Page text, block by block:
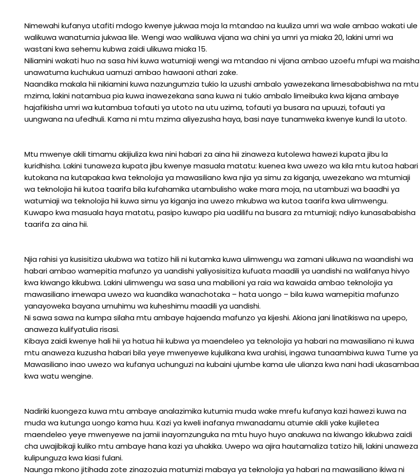
Nimewahi kufanya utafiti mdogo kwenye jukwaa moja la mtandao na kuuliza umri wa wale ambao wakati ule
walikuwa wanatumia jukwaa lile. Wengi wao walikuwa vijana wa chini ya umri ya miaka 20, lakini umri wa
wastani kwa sehemu kubwa zaidi ulikuwa miaka 15.
Niliamini wakati huo na sasa hivi kuwa watumiaji wengi wa mtandao ni vijana ambao uzoefu mfupi wa maisha
unawatuma kuchukua uamuzi ambao hawaoni athari zake.
Naandika makala hii nikiamini kuwa nazungumzia tukio la uzushi ambalo yawezekana limesababishwa na mtu
mzima, lakini natambua pia kuwa inawezekana sana kuwa ni tukio ambalo limeibuka kwa kijana ambaye
hajafikisha umri wa kutambua tofauti ya utoto na utu uzima, tofauti ya busara na upuuzi, tofauti ya
uungwana na ufedhuli. Kama ni mtu mzima aliyezusha haya, basi naye tunamweka kwenye kundi la utoto.
Mtu mwenye akili timamu akijiuliza kwa nini habari za aina hii zinaweza kutolewa hawezi kupata jibu la
kuridhisha. Lakini tunaweza kupata jibu kwenye masuala matatu: kuenea kwa uwezo wa kila mtu kutoa habari
kutokana na kutapakaa kwa teknolojia ya mawasiliano kwa njia ya simu za kiganja, uwezekano wa mtumiaji
wa teknolojia hii kutoa taarifa bila kufahamika utambulisho wake mara moja, na utambuzi wa baadhi ya
watumiaji wa teknolojia hii kuwa simu ya kiganja ina uwezo mkubwa wa kutoa taarifa kwa ulimwengu.
Kuwapo kwa masuala haya matatu, pasipo kuwapo pia uadilifu na busara za mtumiaji; ndiyo kunasababisha
taarifa za aina hii.
Njia rahisi ya kusisitiza ukubwa wa tatizo hili ni kutamka kuwa ulimwengu wa zamani ulikuwa na waandishi wa
habari ambao wamepitia mafunzo ya uandishi yaliyosisitiza kufuata maadili ya uandishi na walifanya hivyo
kwa kiwango kikubwa. Lakini ulimwengu wa sasa una mabilioni ya raia wa kawaida ambao teknolojia ya
mawasiliano imewapa uwezo wa kuandika wanachotaka – hata uongo – bila kuwa wamepitia mafunzo
yanayoweka bayana umuhimu wa kuheshimu maadili ya uandishi.
Ni sawa sawa na kumpa silaha mtu ambaye hajaenda mafunzo ya kijeshi. Akiona jani linatikiswa na upepo,
anaweza kulifyatulia risasi.
Kibaya zaidi kwenye hali hii ya hatua hii kubwa ya maendeleo ya teknolojia ya habari na mawasiliano ni kuwa
mtu anaweza kuzusha habari bila yeye mwenyewe kujulikana kwa urahisi, ingawa tunaambiwa kuwa Tume ya
Mawasiliano inao uwezo wa kufanya uchunguzi na kubaini ujumbe kama ule ulianza kwa nani hadi ukasambaa
kwa watu wengine.
Nadiriki kuongeza kuwa mtu ambaye analazimika kutumia muda wake mrefu kufanya kazi hawezi kuwa na
muda wa kutunga uongo kama huu. Kazi ya kweli inafanya mwanadamu atumie akili yake kujiletea
maendeleo yeye mwenyewe na jamii inayomzunguka na mtu huyo huyo anakuwa na kiwango kikubwa zaidi
cha uwajibikaji kuliko mtu ambaye hana kazi ya uhakika. Uwepo wa ajira hautamaliza tatizo hili, lakini unaweza
kulipunguza kwa kiasi fulani.
Naunga mkono jitihada zote zinazozuia matumizi mabaya ya teknolojia ya habari na mawasiliano ikiwa ni